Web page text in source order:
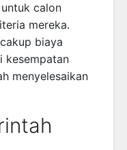
calon
mereka.
biaya
kesempatan
menyelesaikan